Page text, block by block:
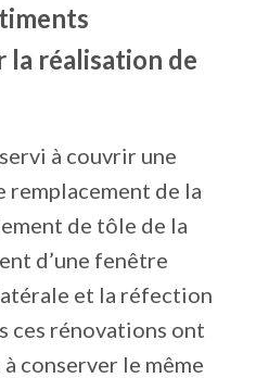
la réalisation de
à couvrir une
remplacement de la
de tôle de la
d’une fenêtre
et la réfection
ces rénovations ont
conserver le même